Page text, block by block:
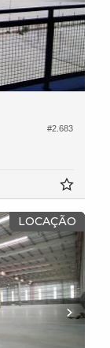
#2.683
LOCAÇÃO